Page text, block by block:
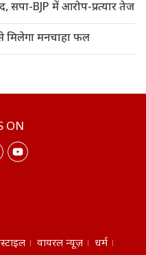
सपा-BJP में आरोप-प्रत्यार तेज
मिलेगा मनचाहा फल
ON
वायरल न्यूज़
धर्म